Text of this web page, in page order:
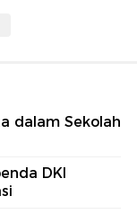
dalam Sekolah
DKI